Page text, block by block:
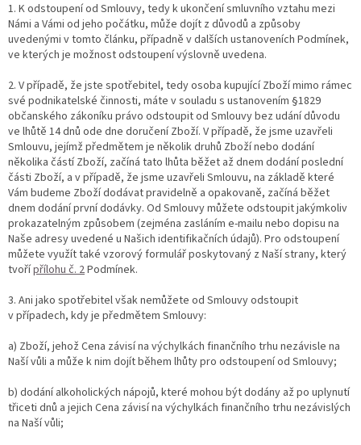
1. K odstoupení od Smlouvy, tedy k ukončení smluvního vztahu mezi
Námi a Vámi od jeho počátku, může dojít z důvodů a způsoby
uvedenými v tomto článku, případně v dalších ustanoveních Podmínek,
ve kterých je možnost odstoupení výslovně uvedena.
2. V případě, že jste spotřebitel, tedy osoba kupující Zboží mimo rámec
své podnikatelské činnosti, máte v souladu s ustanovením §1829
občanského zákoníku právo odstoupit od Smlouvy bez udání důvodu
ve lhůtě 14 dnů ode dne doručení Zboží. V případě, že jsme uzavřeli
Smlouvu, jejímž předmětem je několik druhů Zboží nebo dodání
několika částí Zboží, začíná tato lhůta běžet až dnem dodání poslední
části Zboží, a v případě, že jsme uzavřeli Smlouvu, na základě které
Vám budeme Zboží dodávat pravidelně a opakovaně, začíná běžet
dnem dodání první dodávky. Od Smlouvy můžete odstoupit jakýmkoliv
prokazatelným způsobem (zejména zasláním e-mailu nebo dopisu na
Naše adresy uvedené u Našich identifikačních údajů). Pro odstoupení
můžete využít také vzorový formulář poskytovaný z Naší strany, který
tvořípřílohu č. 2Podmínek.
3. Ani jako spotřebitel však nemůžete od Smlouvy odstoupit
v případech, kdy je předmětem Smlouvy:
a) Zboží, jehož Cena závisí na výchylkách finančního trhu nezávisle na
Naší vůli a může k nim dojít během lhůty pro odstoupení od Smlouvy;
b) dodání alkoholických nápojů, které mohou být dodány až po uplynutí
třiceti dnů a jejich Cena závisí na výchylkách finančního trhu nezávislých
na Naší vůli;